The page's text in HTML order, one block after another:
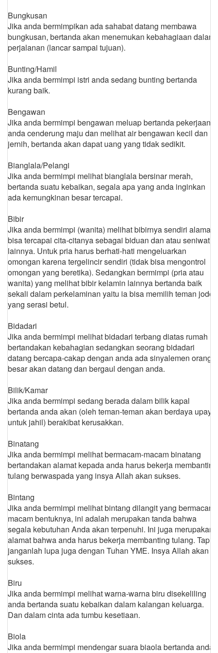
Bungkusan
Jika anda bermimpikan ada sahabat datang membawa
bungkusan, bertanda akan menemukan kebahagiaan dalam
perjalanan (lancar sampai tujuan).
Bunting/Hamil
Jika anda bermimpi istri anda sedang bunting bertanda
kurang baik.
Bengawan
Jika anda bermimpi bengawan meluap bertanda pekerjaan
anda cenderung maju dan melihat air bengawan kecil dan
jernih, bertanda akan dapat uang yang tidak sedikit.
Bianglala/Pelangi
Jika anda bermimpi melihat bianglala bersinar merah,
bertanda suatu kebaikan, segala apa yang anda inginkan
ada kemungkinan besar tercapai.
Bibir
Jika anda bermimpi (wanita) melihat bibirnya sendiri alamat
bisa tercapai cita-citanya sebagai biduan dan atau seniwati
lainnya. Untuk pria harus berhati-hati mengeluarkan
omongan karena tergelincir sendiri (tidak bisa mengontrol
omongan yang beretika). Sedangkan bermimpi (pria atau
wanita) yang melihat bibir kelamin lainnya bertanda baik
sekali dalam perkelaminan yaitu ia bisa memilih teman jodoh
yang serasi betul.
Bidadari
Jika anda bermimpi melihat bidadari terbang diatas rumah
bertandakan kebahagian sedangkan seorang bidadari
datang bercapa-cakap dengan anda ada sinyalemen orang
besar akan datang dan bergaul dengan anda.
Bilik/Kamar
Jika anda bermimpi sedang berada dalam bilik kapal
bertanda anda akan (oleh teman-teman akan berdaya upaya
untuk jahil) berakibat kerusakkan.
Binatang
Jika anda bermimpi melihat bermacam-macam binatang
bertandakan alamat kepada anda harus bekerja membanting
tulang berwaspada yang insya Allah akan sukses.
Bintang
Jika anda bermimpi melihat bintang dilangit yang bermacam-
macam bentuknya, ini adalah merupakan tanda bahwa
segala kebutuhan Anda akan terpenuhi. Ini juga merupakan
alamat bahwa anda harus bekerja membanting tulang. Tapi
janganlah lupa juga dengan Tuhan YME. Insya Allah akan
sukses.
Biru
Jika anda bermimpi melihat warna-warna biru disekeliling
anda bertanda suatu kebaikan dalam kalangan keluarga.
Dan dalam cinta ada tumbu kesetiaan.
Biola
Jika anda bermimpi mendengar suara biaola bertanda anda